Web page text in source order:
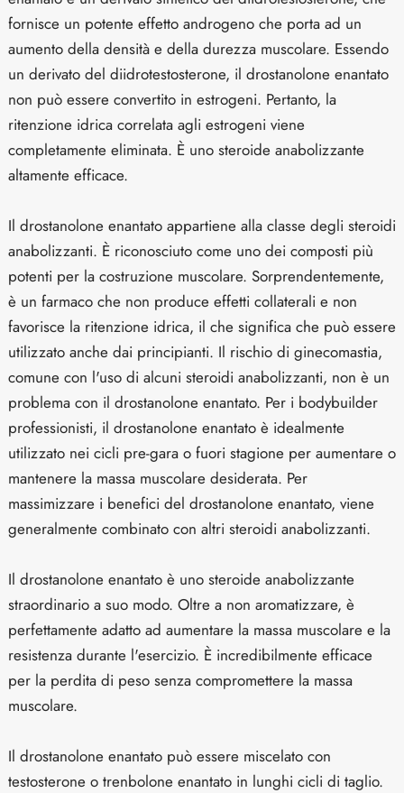
fornisce un potente effetto androgeno che porta ad un
aumento della densità e della durezza muscolare. Essendo
un derivato del diidrotestosterone, il drostanolone enantato
non può essere convertito in estrogeni. Pertanto, la
ritenzione idrica correlata agli estrogeni viene
completamente eliminata. È uno steroide anabolizzante
altamente efficace.
Il drostanolone enantato appartiene alla classe degli steroidi
anabolizzanti. È riconosciuto come uno dei composti più
potenti per la costruzione muscolare. Sorprendentemente,
è un farmaco che non produce effetti collaterali e non
favorisce la ritenzione idrica, il che significa che può essere
utilizzato anche dai principianti. Il rischio di ginecomastia,
comune con l'uso di alcuni steroidi anabolizzanti, non è un
problema con il drostanolone enantato. Per i bodybuilder
professionisti, il drostanolone enantato è idealmente
utilizzato nei cicli pre-gara o fuori stagione per aumentare o
mantenere la massa muscolare desiderata. Per
massimizzare i benefici del drostanolone enantato, viene
generalmente combinato con altri steroidi anabolizzanti.
Il drostanolone enantato è uno steroide anabolizzante
straordinario a suo modo. Oltre a non aromatizzare, è
perfettamente adatto ad aumentare la massa muscolare e la
resistenza durante l'esercizio. È incredibilmente efficace
per la perdita di peso senza compromettere la massa
muscolare.
Il drostanolone enantato può essere miscelato con
testosterone o trenbolone enantato in lunghi cicli di taglio.